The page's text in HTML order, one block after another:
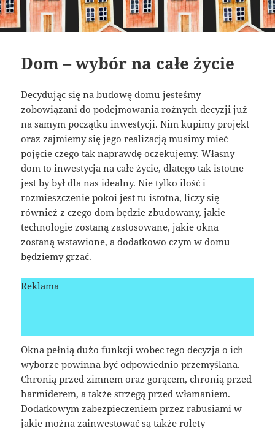
Dom – wybór na całe życie
Decydując się na budowę domu jesteśmy
zobowiązani do podejmowania rożnych decyzji już
na samym początku inwestycji. Nim kupimy projekt
oraz zajmiemy się jego realizacją musimy mieć
pojęcie czego tak naprawdę oczekujemy. Własny
dom to inwestycja na całe życie, dlatego tak istotne
jest by był dla nas idealny. Nie tylko ilość i
rozmieszczenie pokoi jest tu istotna, liczy się
również z czego dom będzie zbudowany, jakie
technologie zostaną zastosowane, jakie okna
zostaną wstawione, a dodatkowo czym w domu
będziemy grzać.
Reklama
Okna pełnią dużo funkcji wobec tego decyzja o ich
wyborze powinna być odpowiednio przemyślana.
Chronią przed zimnem oraz gorącem, chronią przed
harmiderem, a także strzegą przed włamaniem.
Dodatkowym zabezpieczeniem przez rabusiami w
jakie można zainwestować są także rolety